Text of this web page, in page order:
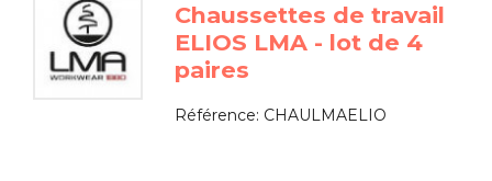
Chaussettes de travail
ELIOS LMA - lot de 4
paires
Référence: CHAULMAELIO